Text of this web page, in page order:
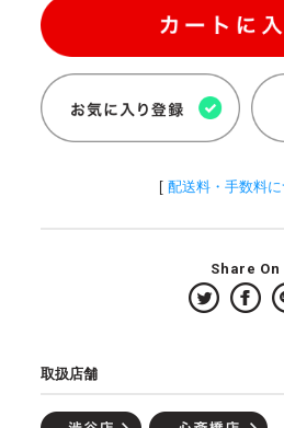
[ 配送料・手数料
Share On
取扱店舗